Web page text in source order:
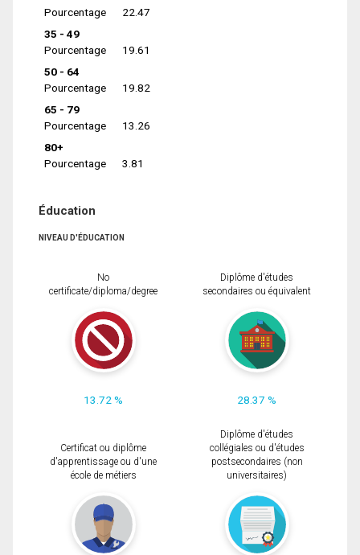
Pourcentage
22.47
35 - 49
Pourcentage
19.61
50 - 64
Pourcentage
19.82
65 - 79
Pourcentage
13.26
80+
Pourcentage
3.81
Éducation
NIVEAU D'ÉDUCATION
No
certificate/diploma/degree
13.72 %
Diplôme d'études
secondaires ou équivalent
28.37 %
Certificat ou diplôme
d'apprentissage ou d'une
école de métiers
Diplôme d'études
collégiales ou d'études
postsecondaires (non
universitaires)